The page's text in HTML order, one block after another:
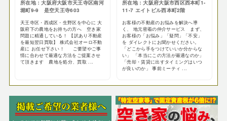
所在地：大阪府大阪市天王寺区南河
堀町9-9 是空天王寺603
天王寺区・西成区・生野区を中心に 大
阪府下の農地をお持ちの方へ 空き家
問題に精通している！ 【訳あり不動産
を最短翌日買取】 株式会社オーロ不動
産に お任せ下さい！ ご要望やご事
情に合わせて最適な方法をご提案させ
て頂きます 農地を処分、買取 ...
所在地：大阪府大阪市西区西本町1-
11-7 エイトビル西本町2階
お客様の不動産のお悩みを解決へ導
く、 地元密着の仲介サービス まず、
お客様の「お悩み」「疑問」「不安」
を ダイレクトにお聞かせください。
「どこから手をつけていいか分からな
い」 「本当にこの方法が最適なのか」
「売却・賃貸に出すタイミングはいつ
が良いのか」 事前ミーティ ...